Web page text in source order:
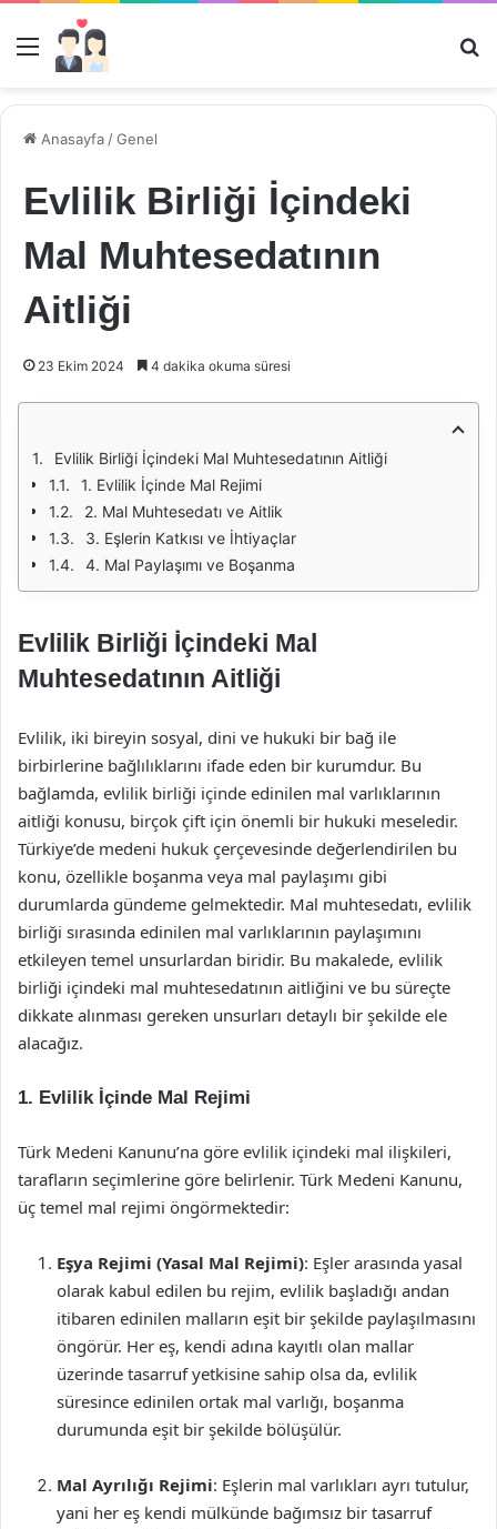
Menü
Anasayfa /Genel
Evlilik Birliği İçindeki
Mal Muhtesedatının
Aitliği
23 Ekim 2024 4 dakika okuma süresi
Evlilik Birliği İçindeki Mal Muhtesedatının Aitliği
1. Evlilik İçinde Mal Rejimi
2. Mal Muhtesedatı ve Aitlik
3. Eşlerin Katkısı ve İhtiyaçlar
4. Mal Paylaşımı ve Boşanma
Evlilik Birliği İçindeki Mal
Muhtesedatının Aitliği
Evlilik, iki bireyin sosyal, dini ve hukuki bir bağ ile
birbirlerine bağlılıklarını ifade eden bir kurumdur. Bu
bağlamda, evlilik birliği içinde edinilen mal varlıklarının
aitliği konusu, birçok çift için önemli bir hukuki meseledir.
Türkiye’de medeni hukuk çerçevesinde değerlendirilen bu
konu, özellikle boşanma veya mal paylaşımı gibi
durumlarda gündeme gelmektedir. Mal muhtesedatı, evlilik
birliği sırasında edinilen mal varlıklarının paylaşımını
etkileyen temel unsurlardan biridir. Bu makalede, evlilik
birliği içindeki mal muhtesedatının aitliğini ve bu süreçte
dikkate alınması gereken unsurları detaylı bir şekilde ele
alacağız.
1. Evlilik İçinde Mal Rejimi
Türk Medeni Kanunu’na göre evlilik içindeki mal ilişkileri,
tarafların seçimlerine göre belirlenir. Türk Medeni Kanunu,
üç temel mal rejimi öngörmektedir:
Eşya Rejimi (Yasal Mal Rejimi): Eşler arasında yasal
olarak kabul edilen bu rejim, evlilik başladığı andan
itibaren edinilen malların eşit bir şekilde paylaşılmasını
öngörür. Her eş, kendi adına kayıtlı olan mallar
üzerinde tasarruf yetkisine sahip olsa da, evlilik
süresince edinilen ortak mal varlığı, boşanma
durumunda eşit bir şekilde bölüşülür.
Mal Ayrılığı Rejimi: Eşlerin mal varlıkları ayrı tutulur,
yani her eş kendi mülkünde bağımsız bir tasarruf